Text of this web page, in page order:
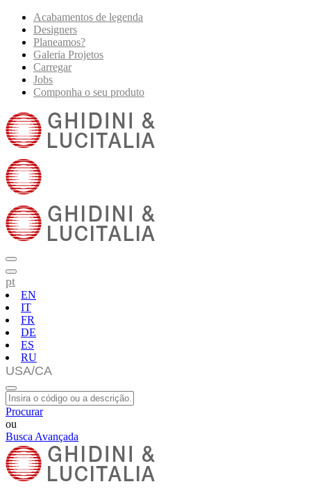
Acabamentos de legenda
Designers
Planeamos?
Galeria Projetos
Carregar
Jobs
Componha o seu produto
pt
EN
IT
FR
DE
ES
RU
Procurar
ou
Busca Avançada